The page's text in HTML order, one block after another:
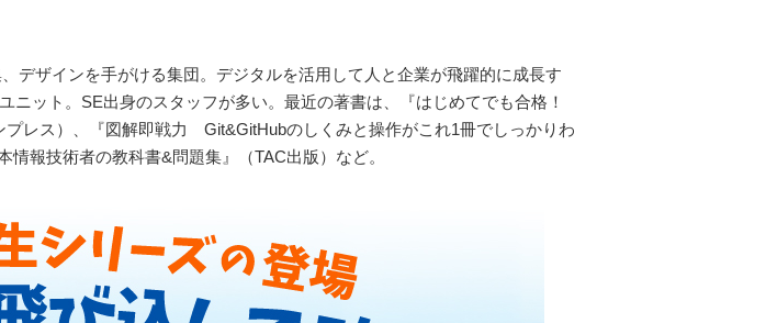
デザインを手がける集団。デジタルを活用して人と企業が飛躍的に成長す
ット。SE出身のスタッフが多い。最近の著書は、『はじめてでも合格！
レス）、『図解即戦力 Git&GitHubのしくみと操作がこれ1冊でしっかりわ
報技術者の教科書&問題集』（TAC出版）など。